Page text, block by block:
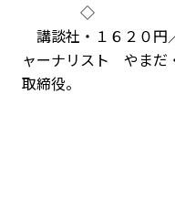
◇
講談社・１６２０
ャーナリスト やまだ
取締役。